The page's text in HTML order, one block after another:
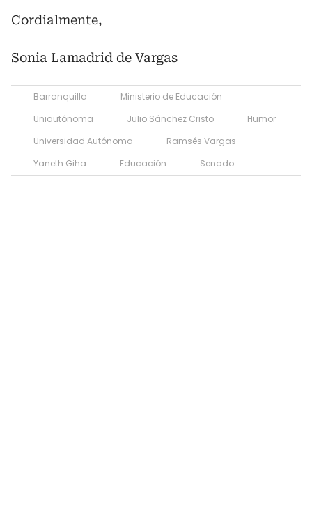
Cordialmente,
Sonia Lamadrid de Vargas
Barranquilla
Ministerio de Educación
Uniautónoma
Julio Sánchez Cristo
Humor
Universidad Autónoma
Ramsés Vargas
Yaneth Giha
Educación Senado